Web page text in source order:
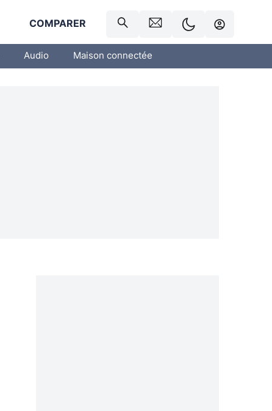
COMPARER
Audio Maison connectée